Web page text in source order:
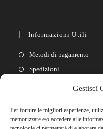
Gestisci
Per fornire le migliori esperienze,
memorizzare e/o accedere alle
Informazioni Utili
Metodi di pagamento
Spedizioni
Cookie policy